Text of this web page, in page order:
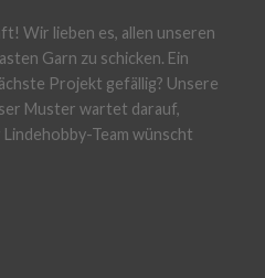
Wir lieben es, allen unseren
Garn zu schicken. Ein
Projekt gefällig? Unsere
Muster wartet darauf,
Team wünscht